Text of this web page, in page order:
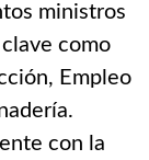
ministros
como
Empleo
con la